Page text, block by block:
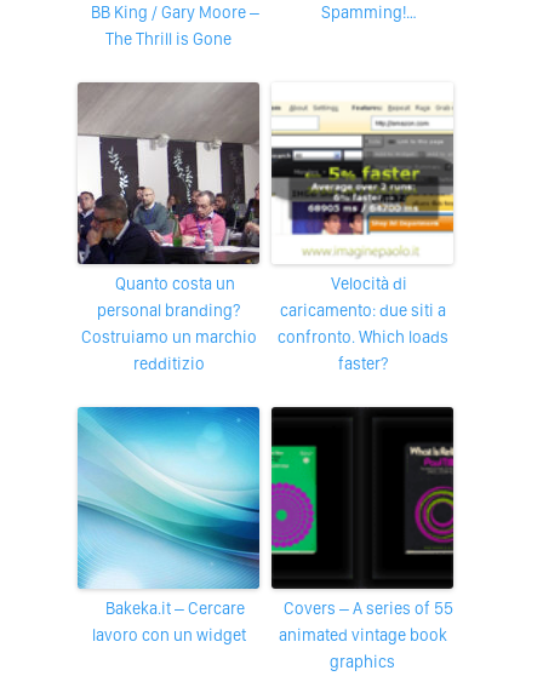
BB King / Gary Moore –
The Thrill is Gone
Spamming!…
Quanto costa un
personal branding?
Costruiamo un marchio
redditizio
Velocità di
caricamento: due siti a
confronto. Which loads
faster?
bakeka.it – Cercare
lavoro con un widget
Covers – A series of 55
animated vintage book
graphics